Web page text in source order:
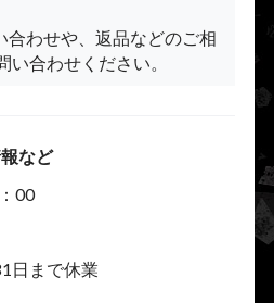
合わせや、返品などのご相
い合わせください。
など
00
日まで休業